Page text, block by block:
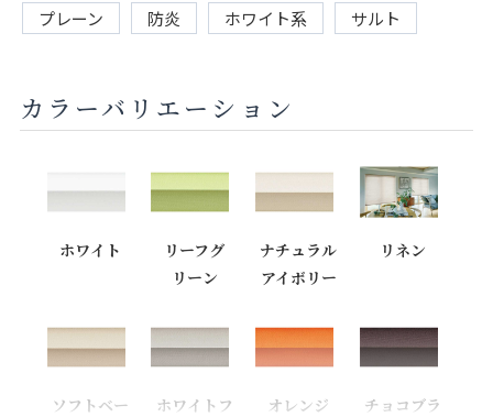
プレーン 防炎 ホワイト系 サルト
カラーバリエーション
ホワイト
リーフグ
リーン
ナチュラル
アイボリー
リネン
ソフトベー
ホワイトフ
オレンジ
チョコブラ